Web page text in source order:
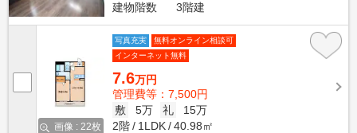
建物階数
3階建
画像 : 22枚
写真充実
無料オンライン相談可
インターネット無料
7.6万円
管理費等：7,500円
敷
5万 礼
15万
2階
1LDK 40.98㎡